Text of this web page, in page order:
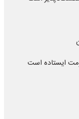
ایستاده است